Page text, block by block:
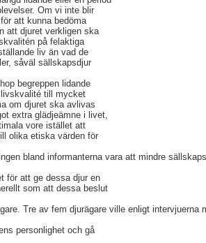
Om vi inte blir
att kunna bedöma
att djuret verkligen ska
på felaktiga
liv än vad de
såväl sällskapsdjur
begreppen lidande
till mycket
om djuret ska avlivas
extra glädjeämne i livet,
vore istället att
olika etiska värden för
bland informanterna vara att mindre
för att ge dessa djur en
som att dessa beslut
Tre av fem djurägare ville enligt intervjuerna
personlighet och gå